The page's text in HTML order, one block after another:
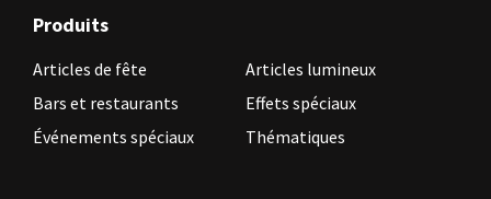
Produits
Articles de fête
Articles lumineux
Bars et restaurants
Effets spéciaux
Événements spéciaux
Thématiques